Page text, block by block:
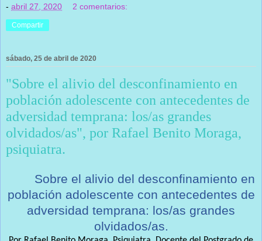
- abril 27, 2020 2 comentarios:
Compartir
sábado, 25 de abril de 2020
"Sobre el alivio del desconfinamiento en
población adolescente con antecedentes de
adversidad temprana: los/as grandes
olvidados/as", por Rafael Benito Moraga,
psiquiatra.
Sobre el alivio del desconfinamiento en
población adolescente con antecedentes de
adversidad temprana: los/as grandes
olvidados/as.